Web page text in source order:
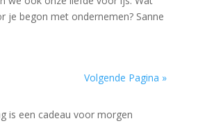
je begon met ondernemen? Sanne
Volgende Pagina »
is een cadeau voor morgen